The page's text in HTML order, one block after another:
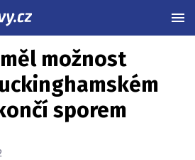
možnost
sporem